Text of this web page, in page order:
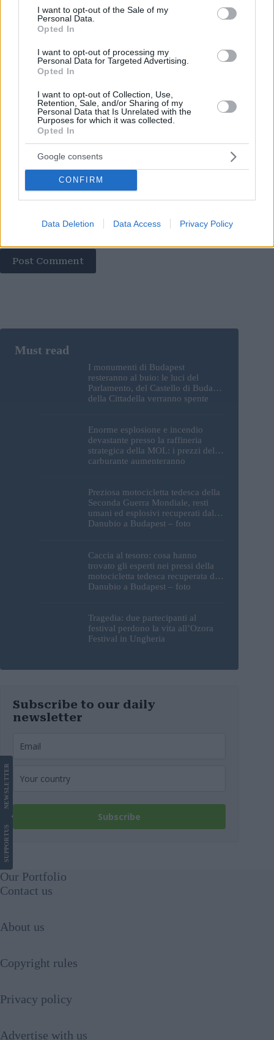
consent section.
I want to opt-out of the Sale of my
Personal Data.
Opted In
I want to opt-out of processing my
Personal Data for Targeted Advertising.
Opted In
I want to opt-out of Collection, Use,
Retention, Sale, and/or Sharing of my
Personal Data that Is Unrelated with the
Purposes for which it was collected.
Opted In
Google consents
CONFIRM
Data Deletion Data Access Privacy Policy
*
*
Add Comment*
Save my name, email and website in this browser for the
next time I comment.
Post Comment
I monumenti di Budapest
resteranno al buio: le luci del
Parlamento, del Castello di Buda e
della Cittadella verranno spente
Enorme esplosione e incendio
devastante presso la raffineria
strategica della MOL: i prezzi del
carburante aumenteranno
Preziosa motocicletta tedesca della
Seconda Guerra Mondiale, resti
umani ed esplosivi recuperati dal
Danubio a Budapest – foto
Caccia al tesoro: cosa hanno
trovato gli esperti nei pressi della
motocicletta tedesca recuperata dal
Danubio a Budapest – foto
Tragedia: due partecipanti al
festival perdono la vita all’Ozora
Festival in Ungheria
Subscribe to our daily
newsletter
Subscribe
SUPPORT
US
NEWS
LETTER
Our Portfolio
Contact us
About us
Copyright rules
Privacy policy
Advertise with us